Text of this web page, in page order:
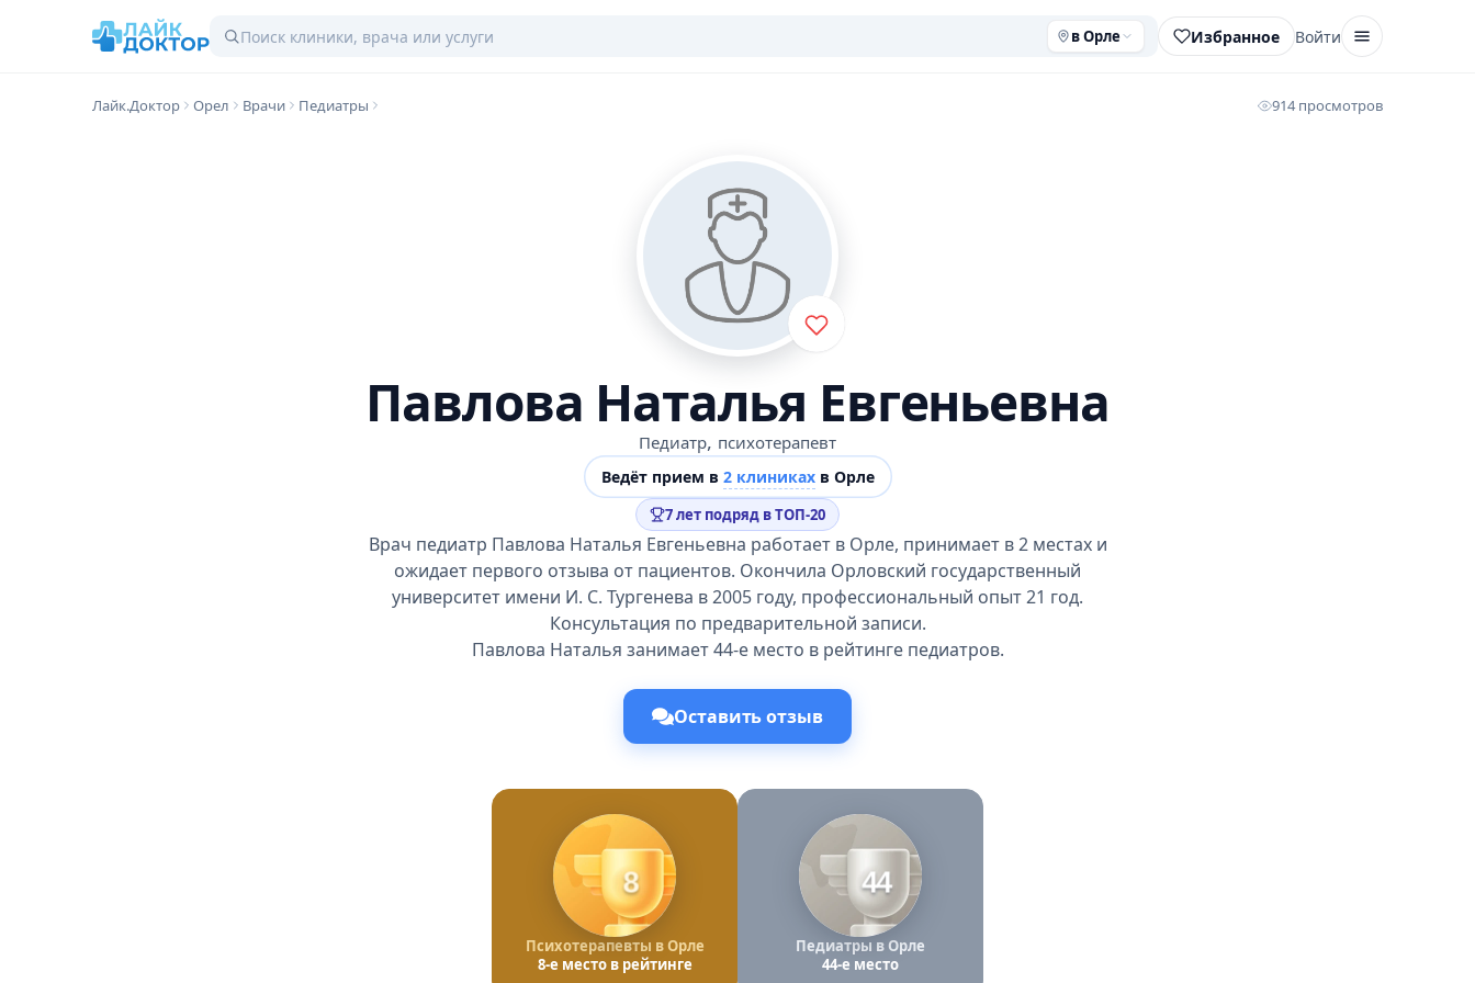
в Орле Избранное Войти
Лайк.Доктор Орел Врачи Педиатры 914 просмотров
Павлова Наталья Евгеньевна
Педиатр, психотерапевт
Ведёт прием в 2 клиникахв Орле
7 лет подряд в ТОП-20
Врач педиатр Павлова Наталья Евгеньевна работает в Орле, принимает в 2 местах и
ожидает первого отзыва от пациентов. Окончила Орловский государственный
университет имени И. С. Тургенева в 2005 году, профессиональный опыт 21 год.
Консультация по предварительной записи.
Павлова Наталья занимает 44-е место в рейтинге педиатров.
Оставить отзыв
8
Психотерапевты в Орле
8-е место в рейтинге
44
Педиатры в Орле
44-е место